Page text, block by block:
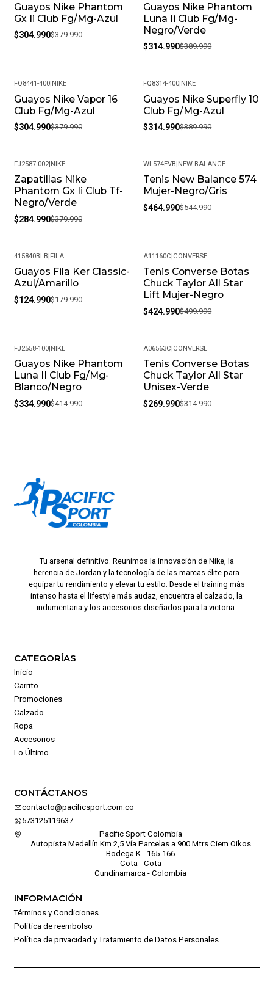
-20%
Guayos Nike Phantom
Gx Ii Club Fg/Mg-Azul
$304.990$379.990
-19%
Guayos Nike Phantom
Luna Ii Club Fg/Mg-
Negro/Verde
$314.990$389.990
-20%
FQ8441-400|NIKE
Guayos Nike Vapor 16
Club Fg/Mg-Azul
$304.990$379.990
-19%
FQ8314-400|NIKE
Guayos Nike Superfly 10
Club Fg/Mg-Azul
$314.990$389.990
-25%
FJ2587-002|NIKE
Zapatillas Nike
Phantom Gx Ii Club Tf-
Negro/Verde
$284.990$379.990
-15%
WL574EVB|NEW BALANCE
Tenis New Balance 574
Mujer-Negro/Gris
$464.990$544.990
-31%
415840BLB|FILA
Guayos Fila Ker Classic-
Azul/Amarillo
$124.990$179.990
-15%
A11160C|CONVERSE
Tenis Converse Botas
Chuck Taylor All Star
Lift Mujer-Negro
$424.990$499.990
-19%
FJ2558-100|NIKE
Guayos Nike Phantom
Luna II Club Fg/Mg-
Blanco/Negro
$334.990$414.990
-14%
A06563C|CONVERSE
Tenis Converse Botas
Chuck Taylor All Star
Unisex-Verde
$269.990$314.990
Tu arsenal definitivo. Reunimos la innovación de Nike, la
herencia de Jordan y la tecnología de las marcas élite para
equipar tu rendimiento y elevar tu estilo. Desde el training más
intenso hasta el lifestyle más audaz, encuentra el calzado, la
indumentaria y los accesorios diseñados para la victoria.
CATEGORÍAS
Inicio
Carrito
Promociones
Calzado
Ropa
Accesorios
Lo Último
CONTÁCTANOS
contacto@pacificsport.com.co
573125119637
Pacific Sport Colombia
Autopista Medellín Km 2,5 Vía Parcelas a 900 Mtrs Ciem Oikos
Bodega K - 165-166
Cota - Cota
Cundinamarca - Colombia
INFORMACIÓN
Términos y Condiciones
Politica de reembolso
Política de privacidad y Tratamiento de Datos Personales